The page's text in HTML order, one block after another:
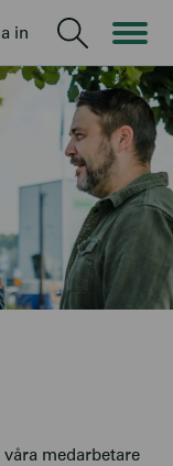
in Sök
medarbetare